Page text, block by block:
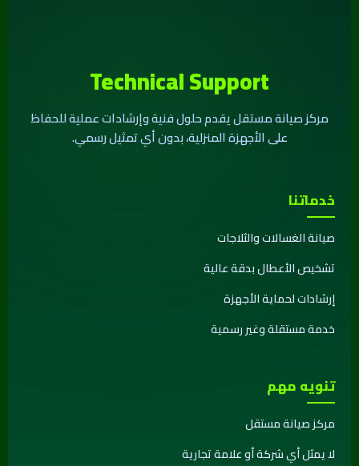
Technical Support
مركز صيانة مستقل يقدم حلول فنية وإرشادات عملية للحفاظ
على الأجهزة المنزلية، بدون أي تمثيل رسمي.
خدماتنا
صيانة الغسالات والثلاجات
تشخيص الأعطال بدقة عالية
إرشادات لحماية الأجهزة
خدمة مستقلة وغير رسمية
تنويه مهم
مركز صيانة مستقل
لا يمثل أي شركة أو علامة تجارية